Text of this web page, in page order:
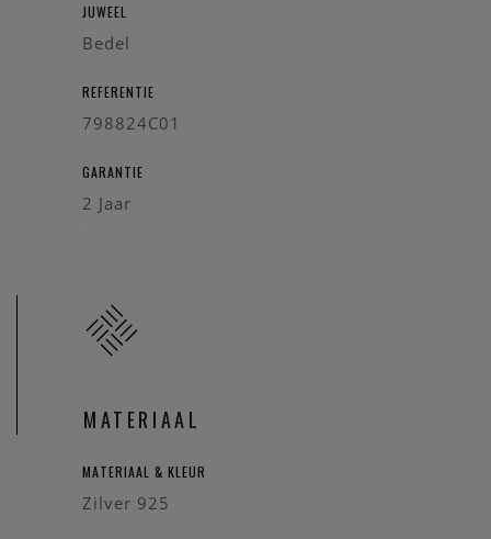
JUWEEL
Bedel
REFERENTIE
798824C01
GARANTIE
2 Jaar
MATERIAAL
MATERIAAL & KLEUR
Zilver 925